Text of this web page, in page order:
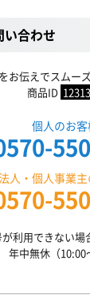
い合わせ
お伝えでスムー
商品ID
個人のお
人・個人事業
が利用できない
年中無休（10:00